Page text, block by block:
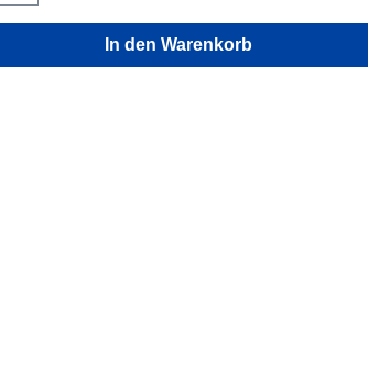
den gewünschten Wert ein
In den Warenkorb